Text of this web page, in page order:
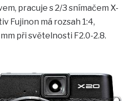
pracuje s 2/3 snímačem X-
Fujinon má rozsah 1:4,
při světelnosti F2.0-2.8.